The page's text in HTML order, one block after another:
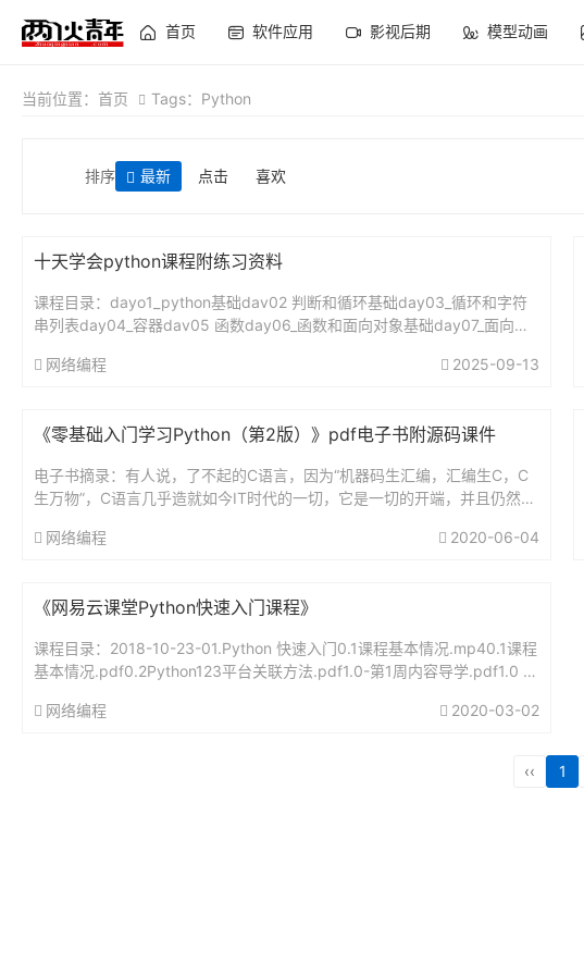
首页 软件应用 影视后期 模型动画
当前位置： 首页 Tags：Python
排序 最新 点击 喜欢
十天学会python课程附练习资料
课程目录：dayo1_python基础dav02 判断和循环基础day03_循环和字符
串列表day04_容器dav05 函数day06_函数和面向对象基础day07_面向对
网络编程
2025-09-13
《零基础入门学习Python（第2版）》pdf电子书附源码课件
电子书摘录：有人说，了不起的C语言，因为“机器码生汇编，汇编生C，C
生万物”，C语言几乎造就如今IT时代的一切，它是一切的开端，并且仍然没
网络编程
2020-06-04
《网易云课堂Python快速入门课程》
课程目录：2018-10-23-01.Python 快速入门0.1课程基本情况.mp40.1课程
基本情况.pdf0.2Python123平台关联方法.pdf1.0-第1周内容导学.pdf1.0 第
网络编程
2020-03-02
‹‹ 1